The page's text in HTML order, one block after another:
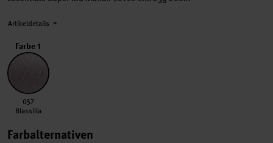
Artikeldetails
Farbe 1
057 Blasslila
057
Blasslila
Farbalternativen